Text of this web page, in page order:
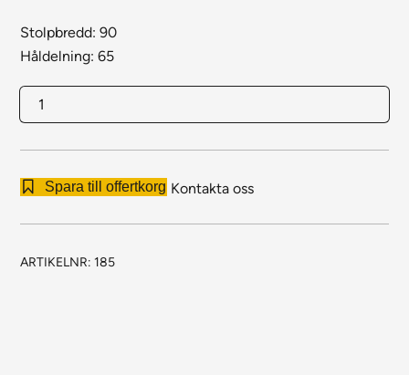
Stolpbredd: 90
Håldelning: 65
185
Spara till offertkorg Kontakta oss
ARTIKELNR:185